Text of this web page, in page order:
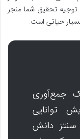
توجیه تحقیق شما منجر
حیاتی است.
جمع‌آوری
توانایی
سنتز دانش